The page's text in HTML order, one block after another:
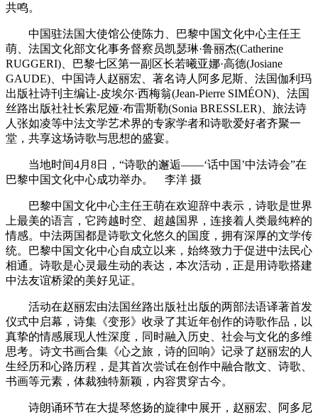
共鸣。
中国驻法国大使馆公使陈力、巴黎中国文化中心主任王
萌、法国文化部文化事务督察员凯瑟琳·鲁丽杰(Catherine
RUGGERI)、巴黎七区第一副区长若曦亚娜·高德(Josiane
GAUDE)、中国诗人赵丽宏、著名诗人阿多尼斯、法国伽利玛
出版社诗刊主编让-皮埃尔·西梅翁(Jean-Pierre SIMÉON)、法国
丝路出版社社长索尼娅·布雷斯勒(Sonia BRESSLER)、旅法诗
人张如凌等中法文学艺术界的专家学者和诗歌爱好者齐聚一
堂，共享这场诗歌与思想的盛宴。
当地时间4月8日，“诗歌的邂逅——‘话中国’中法诗会”在
巴黎中国文化中心成功举办。 李洋 摄
巴黎中国文化中心主任王萌在欢迎辞中表示，诗歌是世界
上最美的语言，它跨越时空、超越国界，连接着人类最纯粹的
情感。中法两国都是诗歌文化悠久的国度，拥有深厚的文学传
统。巴黎中国文化中心自成立以来，始终致力于促进中法民心
相通。诗歌是心灵最生动的表达，本次活动，正是用诗歌搭建
中法友谊桥梁的美好见证。
活动在赵丽宏由法国丝路出版社出版的两部法语译著首发
仪式中启幕，诗集《变形》收录了其近年创作的诗歌作品，以
真挚的情感展现人性深度，同时融入历史、社会与文化的多维
思考。诗文书画合集《心之旅，诗的回响》记录了赵丽宏的人
生经历和心路历程，是其首次尝试在创作中融合散文、诗歌、
书画等元素，体裁独特新颖，内容贯穿古今。
诗朗诵环节在大提琴悠扬的旋律中展开，赵丽宏、阿多尼